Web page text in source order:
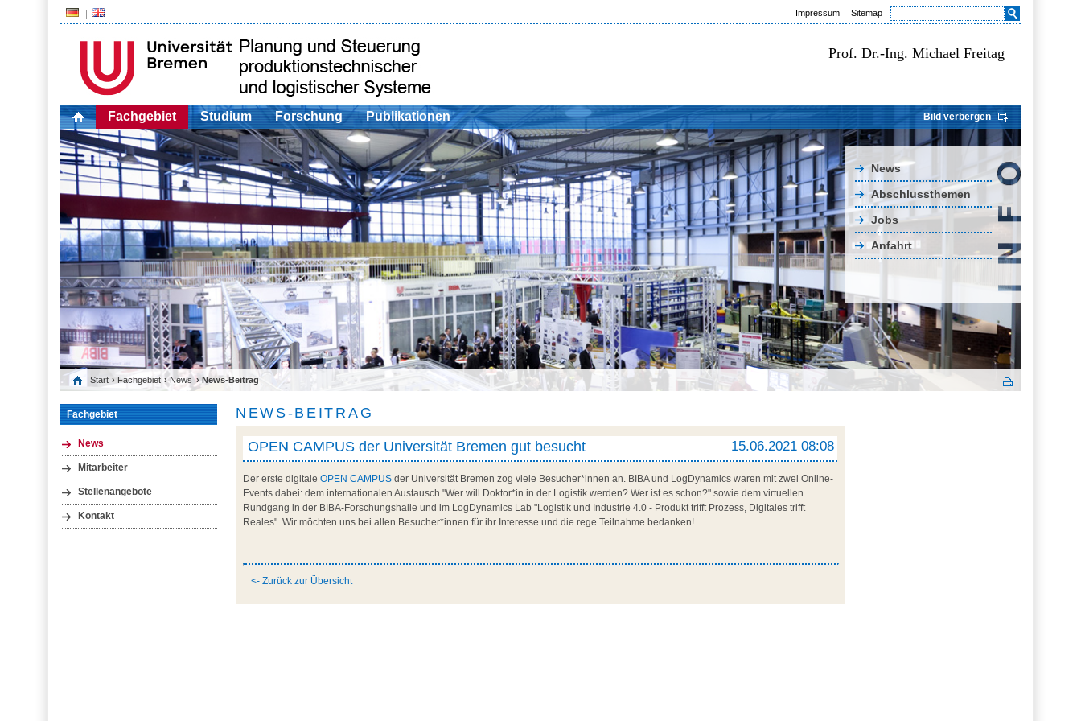
Impressum Sitemap
Prof. Dr.-Ing. Michael Freitag
Fachgebiet Studium Forschung Publikationen Bild verbergen
News
Abschlussthemen
Jobs
Anfahrt
Start › Fachgebiet ›News › News-Beitrag
Fachgebiet
News
Mitarbeiter
Stellenangebote
Kontakt
NEWS-BEITRAG
15.06.2021 08:08
OPEN CAMPUS der Universität Bremen gut besucht
Der erste digitaleOPEN CAMPUS der Universität Bremen zog viele Besucher*innen an. BIBA und LogDynamics waren mit zwei Online-
Events dabei: dem internationalen Austausch "Wer will Doktor*in in der Logistik werden? Wer ist es schon?" sowie dem virtuellen
Rundgang in der BIBA-Forschungshalle und im LogDynamics Lab "Logistik und Industrie 4.0 - Produkt trifft Prozess, Digitales trifft
Reales". Wir möchten uns bei allen Besucher*innen für ihr Interesse und die rege Teilnahme bedanken!
<- Zurück zur Übersicht